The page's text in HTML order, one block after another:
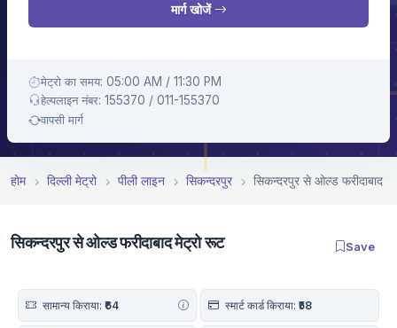
मार्ग खोजें
मेट्रो का समय: 05:00 AM / 11:30 PM
हेल्पलाइन नंबर: 155370 / 011-155370
वापसी मार्ग
होम दिल्ली मेट्रो पीली लाइन सिकन्दरपुर सिकन्दरपुर से ओल्ड फरीदाबाद
सिकन्दरपुर से ओल्ड फरीदाबाद मेट्रो रूट Save
सामान्य किराया: ₹64 स्मार्ट कार्ड किराया: ₹58